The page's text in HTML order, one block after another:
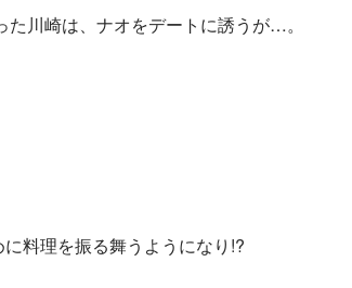
川崎は、ナオをデートに誘うが…。
料理を振る舞うようになり!?